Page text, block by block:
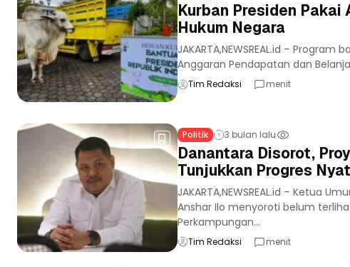
Kurban Presiden Pakai
Hukum Negara
JAKARTA,NEWSREAL.id –
Anggaran Pendapatan dan
Tim Redaksi menit
Politik 3 bulan lalu
Danantara Disorot,
Tunjukkan Progres
JAKARTA,NEWSREAL.id – Ketua
Anshar Ilo menyoroti belum
Perkampungan...
Tim Redaksi menit